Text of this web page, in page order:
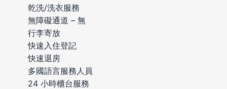
乾洗/洗衣服務
無障礙通道 – 無
行李寄放
快速入住登記
快速退房
多國語言服務人員
24 小時櫃台服務